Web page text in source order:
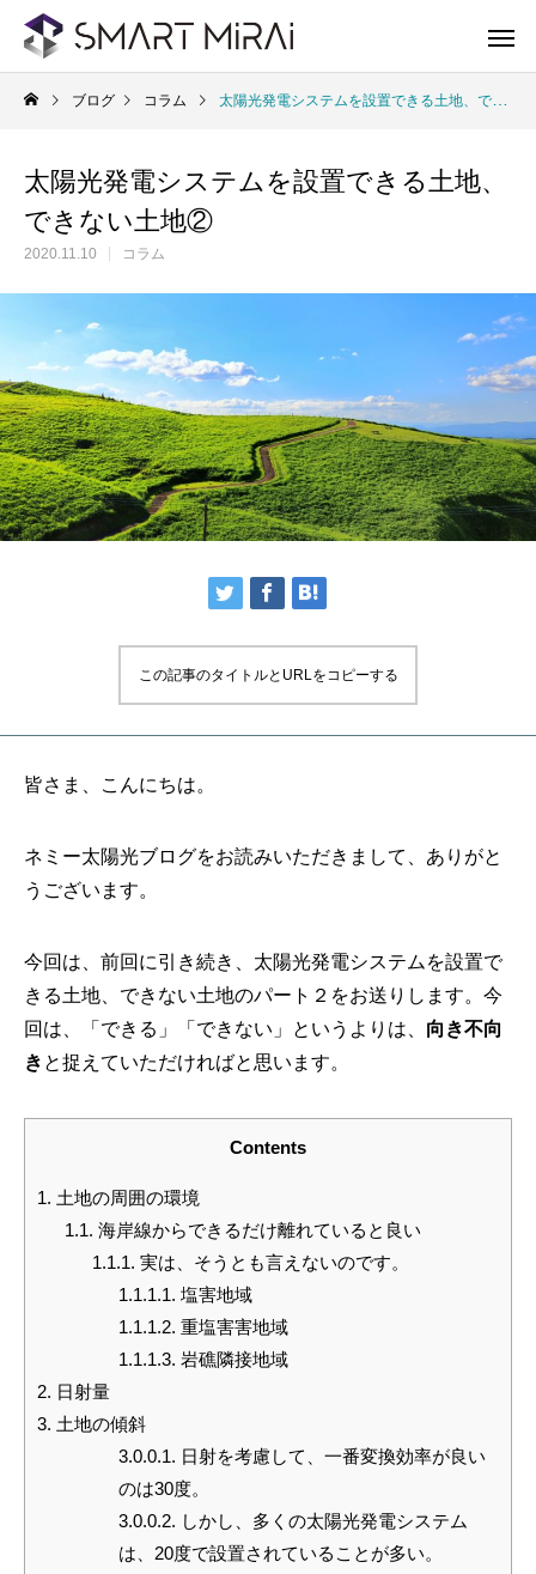
太陽光発電システム
Solar Power system
蓄
ブログ コラム 太陽光発電システムを設置できる土地、できない土地②
太陽光発電システムを設置できる土地、
できない土地②
2020.11.10 コラム
この記事のタイトルとURLをコピーする
皆さま、こんにちは。
ネミー太陽光ブログをお読みいただきまして、ありがと
うございます。
今回は、前回に引き続き、太陽光発電システムを設置で
きる土地、できない土地のパート２をお送りします。今
回は、「できる」「できない」というよりは、 向き不向
き と捉えていただければと思います。
Contents
1. 土地の周囲の環境
1.1. 海岸線からできるだけ離れていると良い
1.1.1. 実は、そうとも言えないのです。
1.1.1.1. 塩害地域
1.1.1.2. 重塩害害地域
1.1.1.3. 岩礁隣接地域
2. 日射量
3. 土地の傾斜
3.0.0.1. 日射を考慮して、一番変換効率が良い
のは30度。
3.0.0.2. しかし、多くの太陽光発電システム
は、20度で設置されていることが多い。